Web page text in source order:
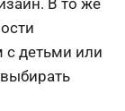
В то же
с детьми или